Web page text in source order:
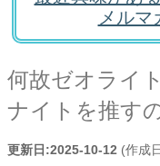
メルマ
何故ゼオライ
ナイトを推す
更新日:2025-10-12 (作成